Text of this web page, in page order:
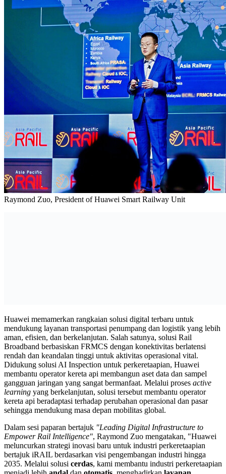
Raymond Zuo, President of Huawei Smart Railway Unit
Huawei memamerkan rangkaian solusi digital terbaru untuk
mendukung layanan transportasi penumpang dan logistik yang lebih
aman, efisien, dan berkelanjutan. Salah satunya, solusi Rail
Broadband berbasiskan FRMCS dengan konektivitas berlatensi
rendah dan keandalan tinggi untuk aktivitas operasional vital.
Didukung solusi AI Inspection untuk perkeretaapian, Huawei
membantu operator kereta api membangun aset data dan sampel
gangguan jaringan yang sangat bermanfaat. Melalui proses active
learning yang berkelanjutan, solusi tersebut membantu operator
kereta api beradaptasi terhadap perubahan operasional dan pasar
sehingga mendukung masa depan mobilitas global.
Dalam sesi paparan bertajuk "Leading Digital Infrastructure to
Empower Rail Intelligence", Raymond Zuo mengatakan, "Huawei
meluncurkan strategi inovasi baru untuk industri perkeretaapian
bertajuk iRAIL berdasarkan visi pengembangan industri hingga
2035. Melalui solusi cerdas, kami membantu industri perkeretaapian